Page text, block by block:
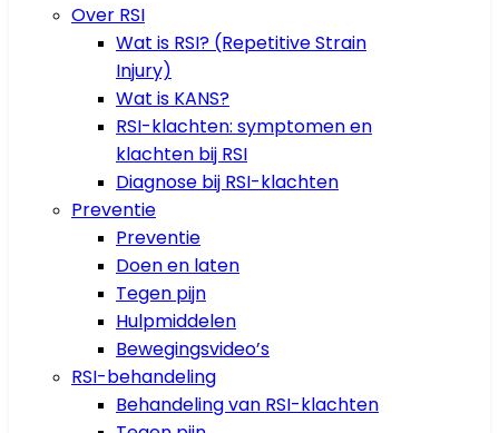
Over RSI
Wat is RSI? (Repetitive Strain
Injury)
Wat is KANS?
RSI-klachten: symptomen en
klachten bij RSI
Diagnose bij RSI-klachten
Preventie
Preventie
Doen en laten
Tegen pijn
Hulpmiddelen
Bewegingsvideo’s
RSI-behandeling
Behandeling van RSI-klachten